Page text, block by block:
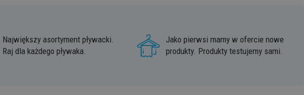
Największy asortyment pływacki.
Raj dla każdego pływaka.
Jako pierwsi mamy w ofercie nowe
produkty. Produkty testujemy sami.